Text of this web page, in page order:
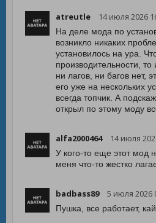
atreutle 14 июля 2026
На деле мода по
возникло никаких
установилось на ура.
производительности, то
ни лагов, ни багов нет,
его уже на нескольких
всегда топчик. А
открыл по этому моду
alfa2000464 14 июля
У кого-то еще этот мод
меня что-то жестко
badbass89 5 июля 2026
Пушка, все работает,